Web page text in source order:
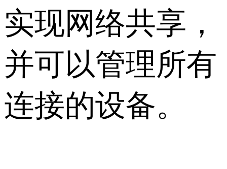
实现网络共享，
并可以管理所有
连接的设备。